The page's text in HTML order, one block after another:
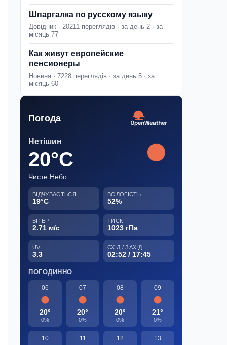
Шпаргалка по русскому языку
Довідник · 20211 переглядів · за день 2 · за
місяць 77
Как живут европейские
пенсионеры
Новина · 7228 переглядів · за день 5 · за
місяць 60
Погода
Нетішин
20°C
Чисте Небо
ВІДЧУВАЄТЬСЯ
19°C
ВОЛОГІСТЬ
52%
ВІТЕР
2.71 м/с
ТИСК
1023 гПа
UV
3.3
СХІД / ЗАХІД
02:52 / 17:45
ПОГОДИННО
06
20°
0%
07
20°
0%
08
20°
0%
09
21°
0%
10 11 12 13